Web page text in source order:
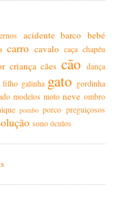
acidente barco bebé
carro cavalo caça chapéu
criança cães cão dança
filho galinha gato gordinha
modelos moto neve ombro
pombo porco preguiçosos
sono óculos